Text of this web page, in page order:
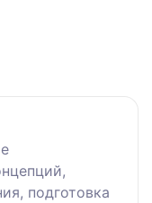
подготовка